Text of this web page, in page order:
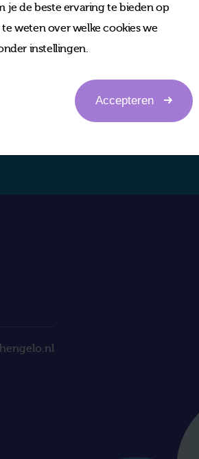
je de beste ervaring te bieden op
weten over welke cookies we
instellingen.
Accepteren